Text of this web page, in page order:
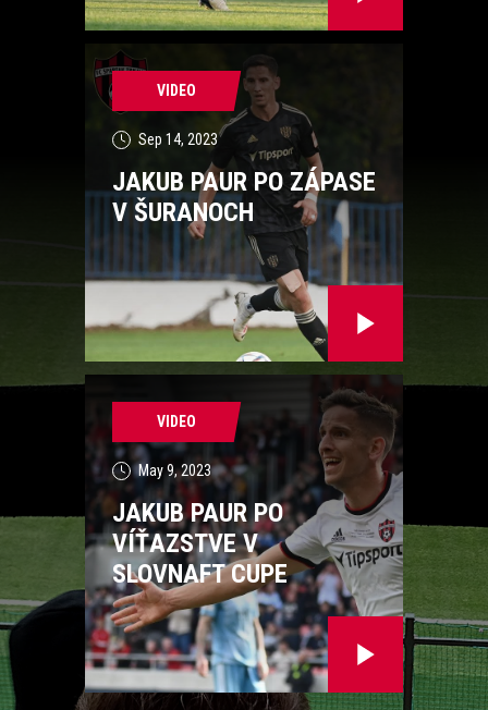
VIDEO
Sep 14, 2023
JAKUB PAUR PO ZÁPASE
V ŠURANOCH
VIDEO
May 9, 2023
JAKUB PAUR PO
VÍŤAZSTVE V
SLOVNAFT CUPE